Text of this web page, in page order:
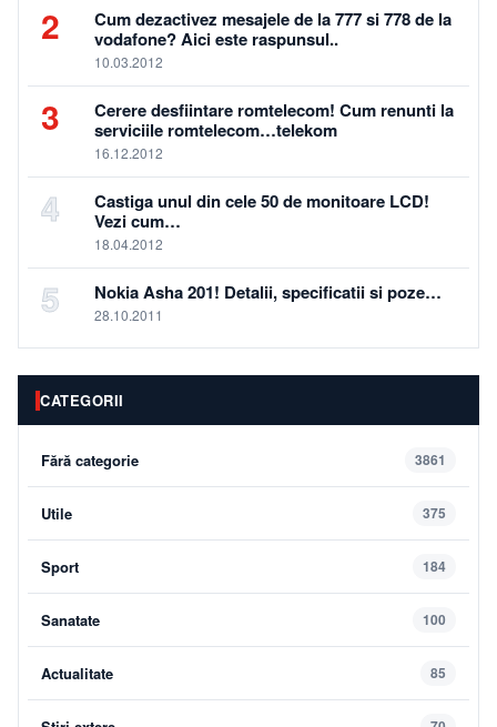
2
Cum dezactivez mesajele de la 777 si 778 de la
vodafone? Aici este raspunsul..
10.03.2012
3
Cerere desfiintare romtelecom! Cum renunti la
serviciile romtelecom…telekom
16.12.2012
4
Castiga unul din cele 50 de monitoare LCD!
Vezi cum…
18.04.2012
5 Nokia Asha 201! Detalii, specificatii si poze…
28.10.2011
CATEGORII
Fără categorie 3861
Utile 375
Sport 184
Sanatate 100
Actualitate 85